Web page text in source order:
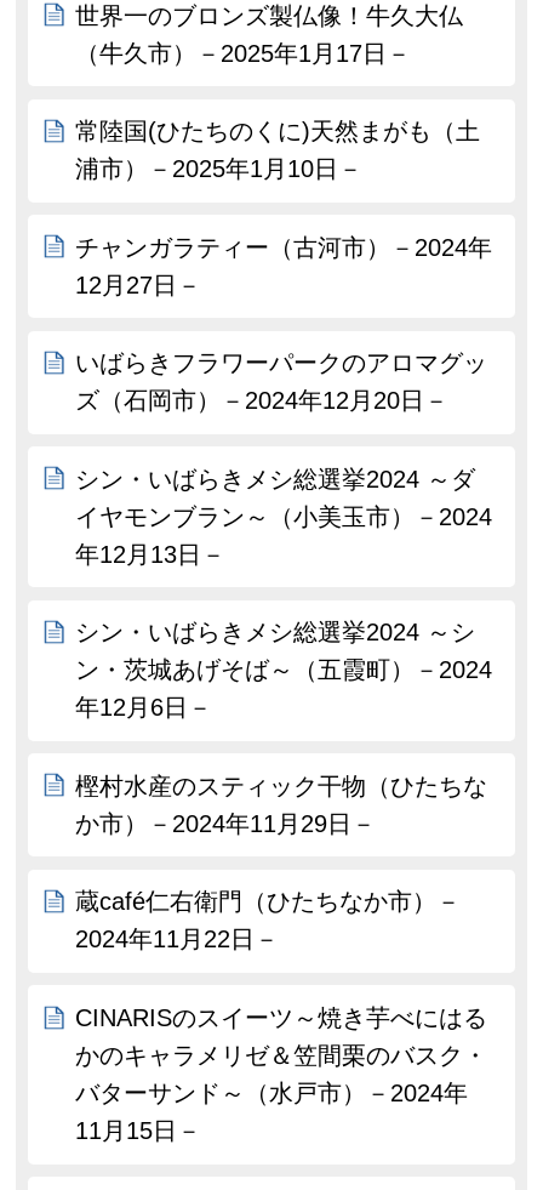
世界一のブロンズ製仏像！牛久大仏
（牛久市）－2025年1月17日－
常陸国(ひたちのくに)天然まがも（土
浦市）－2025年1月10日－
チャンガラティー（古河市）－2024年
12月27日－
いばらきフラワーパークのアロマグッ
ズ（石岡市）－2024年12月20日－
シン・いばらきメシ総選挙2024 ～ダ
イヤモンブラン～（小美玉市）－2024
年12月13日－
シン・いばらきメシ総選挙2024 ～シ
ン・茨城あげそば～（五霞町）－2024
年12月6日－
樫村水産のスティック干物（ひたちな
か市）－2024年11月29日－
蔵café仁右衛門（ひたちなか市）－
2024年11月22日－
CINARISのスイーツ～焼き芋べにはる
かのキャラメリゼ＆笠間栗のバスク・
バターサンド～（水戸市）－2024年
11月15日－